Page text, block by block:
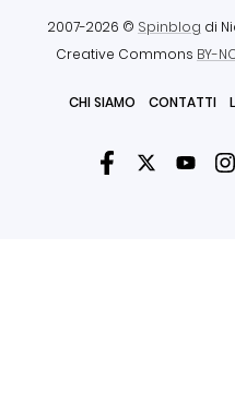
2007-2026 © Spinblog di
Creative Commons BY-
CHI SIAMO CONTATTI